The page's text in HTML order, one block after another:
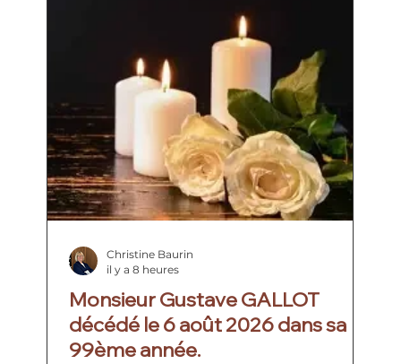
Monsieur Gustave GALLOT
décédé le 6 août 2026 dans sa
99ème année.
Christine Baurin
il y a 8 heures